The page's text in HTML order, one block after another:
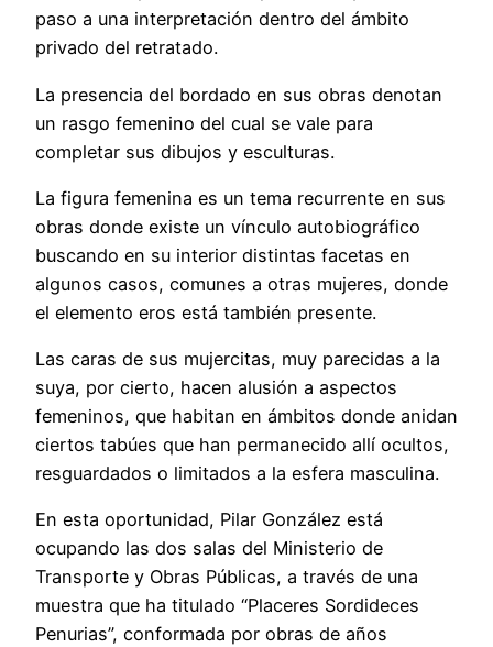
paso a una interpretación dentro del ámbito
privado del retratado.
La presencia del bordado en sus obras denotan
un rasgo femenino del cual se vale para
completar sus dibujos y esculturas.
La figura femenina es un tema recurrente en sus
obras donde existe un vínculo autobiográfico
buscando en su interior distintas facetas en
algunos casos, comunes a otras mujeres, donde
el elemento eros está también presente.
Las caras de sus mujercitas, muy parecidas a la
suya, por cierto, hacen alusión a aspectos
femeninos, que habitan en ámbitos donde anidan
ciertos tabúes que han permanecido allí ocultos,
resguardados o limitados a la esfera masculina.
En esta oportunidad, Pilar González está
ocupando las dos salas del Ministerio de
Transporte y Obras Públicas, a través de una
muestra que ha titulado “Placeres Sordideces
Penurias”, conformada por obras de años